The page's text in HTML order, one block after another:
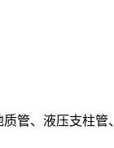
管、液压支柱管